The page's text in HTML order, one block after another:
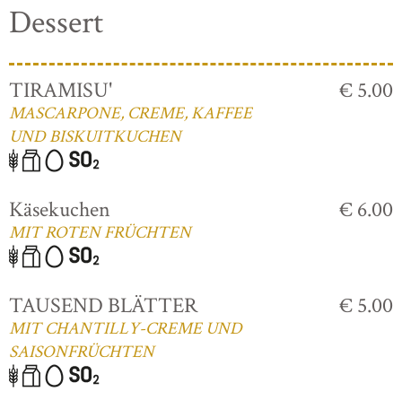
Dessert
TIRAMISU'
MASCARPONE, CREME, KAFFEE
UND BISKUITKUCHEN
€ 5.00
Käsekuchen
MIT ROTEN FRÜCHTEN
€ 6.00
TAUSEND BLÄTTER
MIT CHANTILLY-CREME UND
SAISONFRÜCHTEN
€ 5.00